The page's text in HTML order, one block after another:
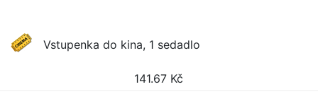
Vstupenka do kina, 1 sedadlo
141.67 Kč